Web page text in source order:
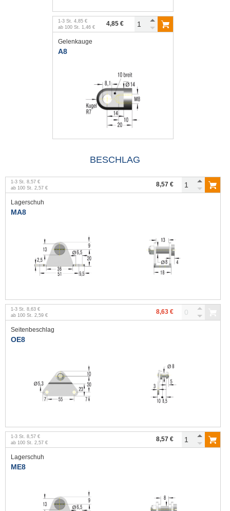
1 -3 St. 4,85 €
ab 100 St. 1,46 € 4,85 €
Gelenkauge
A8
BESCHLAG
1 -3 St. 8,57 €
ab 100 St. 2,57 € 8,57 €
Lagerschuh
MA8
1 -3 St. 8,63 €
ab 100 St. 2,59 € 8,63 €
Seitenbeschlag
OE8
1 -3 St. 8,57 €
ab 100 St. 2,57 € 8,57 €
Lagerschuh
ME8